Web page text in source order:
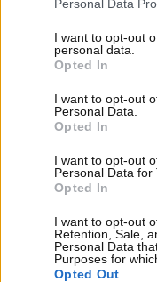
Personal Data
I want to opt-out
personal data.
Opted In
I want to opt-out
Personal Data.
Opted In
I want to opt-out
Personal Data for
Opted In
I want to opt-out
Retention, Sale,
Personal Data
Purposes for
Opted Out
Per chi si orienta
di seconda mano, i
dellasostenibilità e
ibrida o elettrica
di efficienza
delle tecnologie
stesso di un
rispetto al
contesti urbani,
agevolazioni
fino alla sosta
vantaggi che si
proprietario.